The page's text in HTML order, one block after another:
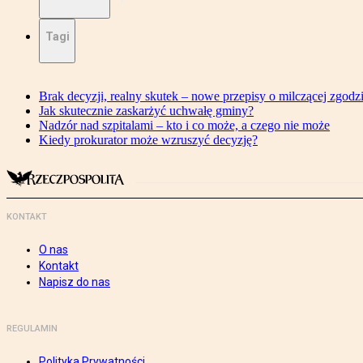
Tagi
Brak decyzji, realny skutek – nowe przepisy o milczącej
Jak skutecznie zaskarżyć uchwałę gminy?
Nadzór nad szpitalami – kto i co może, a czego nie może
Kiedy prokurator może wzruszyć decyzję?
KONTAKT
O nas
Kontakt
Napisz do nas
REGULAMIN